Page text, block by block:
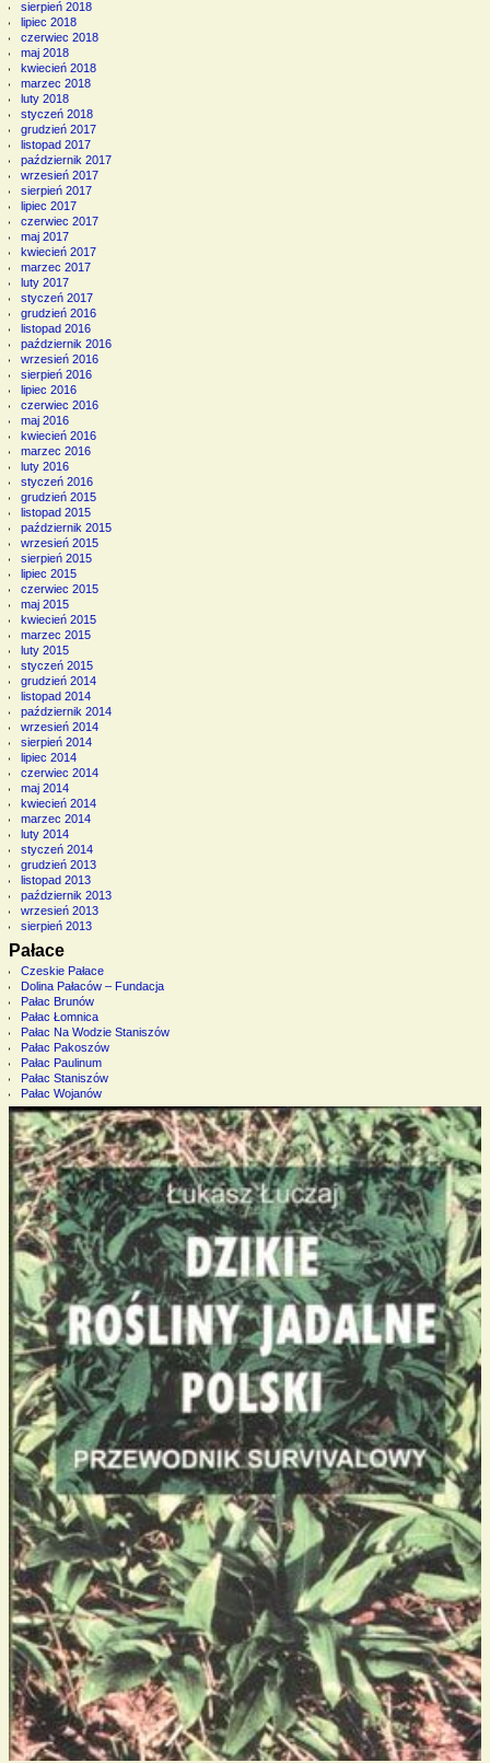
sierpień 2018
lipiec 2018
czerwiec 2018
maj 2018
kwiecień 2018
marzec 2018
luty 2018
styczeń 2018
grudzień 2017
listopad 2017
październik 2017
wrzesień 2017
sierpień 2017
lipiec 2017
czerwiec 2017
maj 2017
kwiecień 2017
marzec 2017
luty 2017
styczeń 2017
grudzień 2016
listopad 2016
październik 2016
wrzesień 2016
sierpień 2016
lipiec 2016
czerwiec 2016
maj 2016
kwiecień 2016
marzec 2016
luty 2016
styczeń 2016
grudzień 2015
listopad 2015
październik 2015
wrzesień 2015
sierpień 2015
lipiec 2015
czerwiec 2015
maj 2015
kwiecień 2015
marzec 2015
luty 2015
styczeń 2015
grudzień 2014
listopad 2014
październik 2014
wrzesień 2014
sierpień 2014
lipiec 2014
czerwiec 2014
maj 2014
kwiecień 2014
marzec 2014
luty 2014
styczeń 2014
grudzień 2013
listopad 2013
październik 2013
wrzesień 2013
sierpień 2013
Pałace
Czeskie Pałace
Dolina Pałaców – Fundacja
Pałac Brunów
Pałac Łomnica
Pałac Na Wodzie Staniszów
Pałac Pakoszów
Pałac Paulinum
Pałac Staniszów
Pałac Wojanów